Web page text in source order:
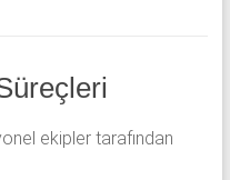
ekipler tarafından